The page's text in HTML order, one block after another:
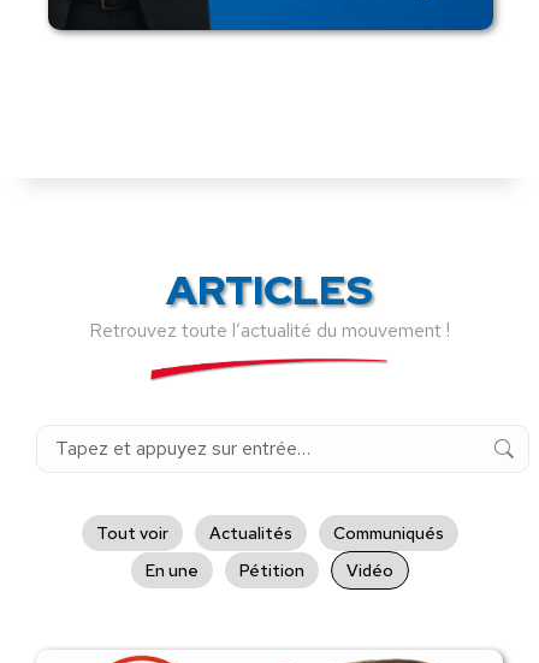
ARTICLES
Retrouvez toute l’actualité du mouvement !
Recherche
Tout voir Actualités
Communiqués
En une
Pétition Vidéo